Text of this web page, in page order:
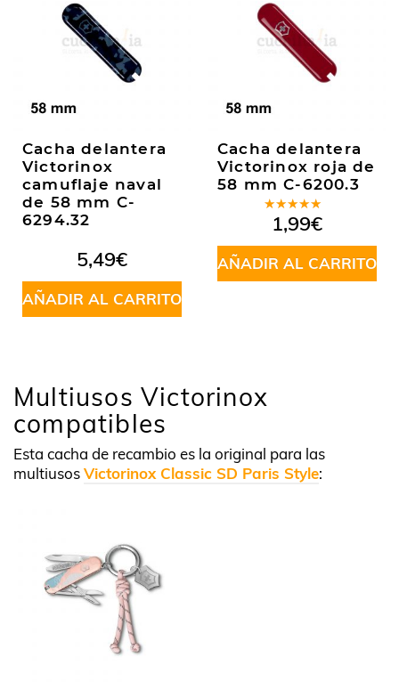
Cacha delantera
Victorinox
camuflaje naval
de 58 mm C-
6294.32
5,49€
AÑADIR AL CARRITO
Cacha delantera
Victorinox roja de
58 mm C-6200.3
Valorado
en5.00de
5
1,99€
AÑADIR AL CARRITO
Multiusos Victorinox
compatibles
Esta cacha de recambio es la original para las
multiusosVictorinox Classic SD Paris Style: